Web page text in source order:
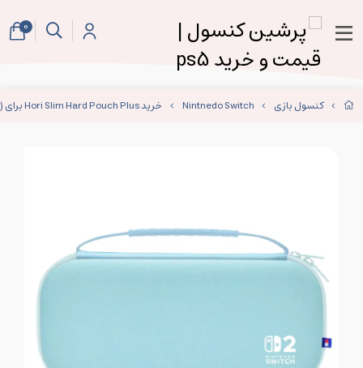
کنسول بازی Nintnedo Switch خرید Hori Slim Hard Pouch Plus برای Nintendo Switch 2 (Light Blue)
0